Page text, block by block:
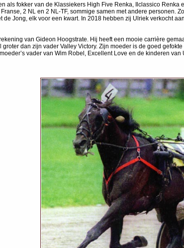
als fokker van de Klassiekers High Five Renka, Ilclassico
2 NL en 2 NL-TF, sommige samen met andere
Jong, elk voor een kwart. In 2018 hebben zij Ulriek verkocht
van Gideon Hoogstrate. Hij heeft een mooie carrière
dan zijn vader Valley Victory. Zijn moeder is de goed
vader van Wim Robel, Excellent Love en de kinderen van